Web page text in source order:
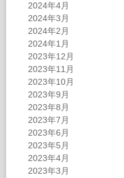
2024年4月
2024年3月
2024年2月
2024年1月
2023年12月
2023年11月
2023年10月
2023年9月
2023年8月
2023年7月
2023年6月
2023年5月
2023年4月
2023年3月